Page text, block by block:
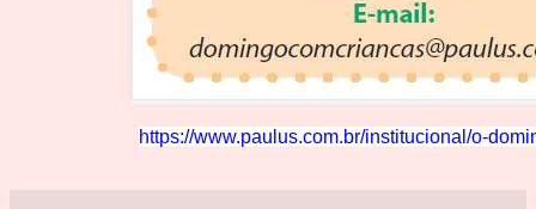
https://www.paulus.com.br/institucional/o-